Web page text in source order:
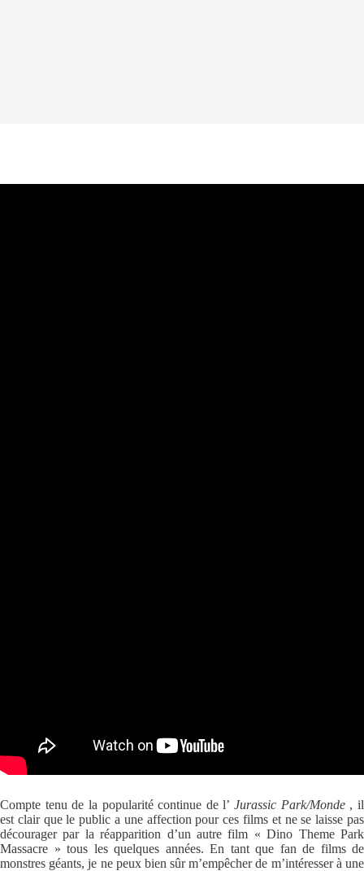
Compte tenu de la popularité continue de l’Jurassic Park/Monde, il
est clair que le public a une affection pour ces films et ne se laisse pas
décourager par la réapparition d’un autre film « Dino Theme Park
Massacre » tous les quelques années. En tant que fan de films de
monstres géants, je ne peux bien sûr m’empêcher de m’intéresser à une